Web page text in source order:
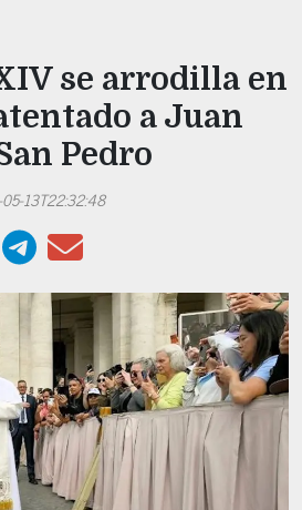
se arrodilla en
a Juan
Pedro
13T22:32:48